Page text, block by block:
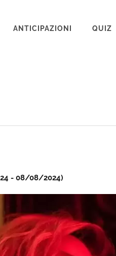
ANTICIPAZIONI QUIZ
- 08/08/2024)